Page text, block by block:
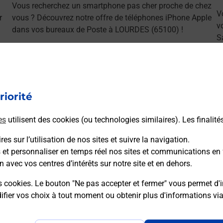
utilisent des cookies (ou technologies similaires). Les
sur l’utilisation de nos sites et suivre la navigation.
personnaliser en temps réel nos sites et communications
vos centres d’intérêts sur notre site et en dehors.
Le bouton "Ne pas accepter et fermer" vous permet
vos choix à tout moment ou obtenir plus d'informations
Vous recherchez un smartphone pas cher proche de chez
vous ? Découvrez notre offre de téléphones iPhone Apple
dans vos bureaux de Poste à LOURDES (65100) !
le permis bateau ?